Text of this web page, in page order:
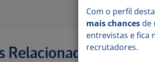
Relacionadas
Com o perfil
mais chances de
entrevistas e fica
recrutadores.